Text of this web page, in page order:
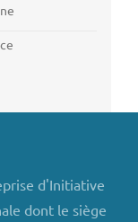
d'Initiative
dont le siège